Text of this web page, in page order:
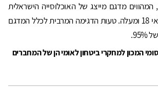
המהווים מדגם מייצג של האוכלוסייה הישראלית
הבוגרת בישראל בגילאי 18 ומעלה. טעות הדגימה המרבית לכלל המדגם
המכון למחקרי ביטחון לאומי הן של המחברים